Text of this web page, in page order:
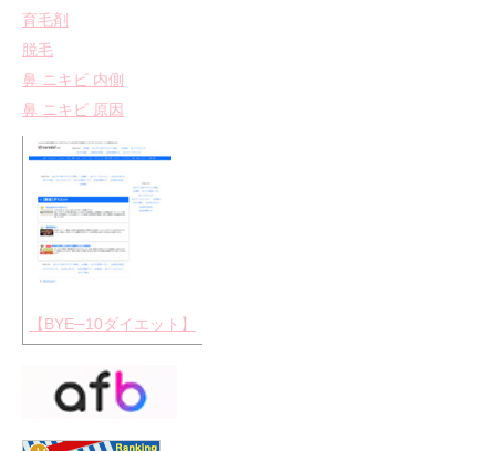
育毛剤
脱毛
鼻 ニキビ 内側
鼻 ニキビ 原因
【BYE─10ダイエット】